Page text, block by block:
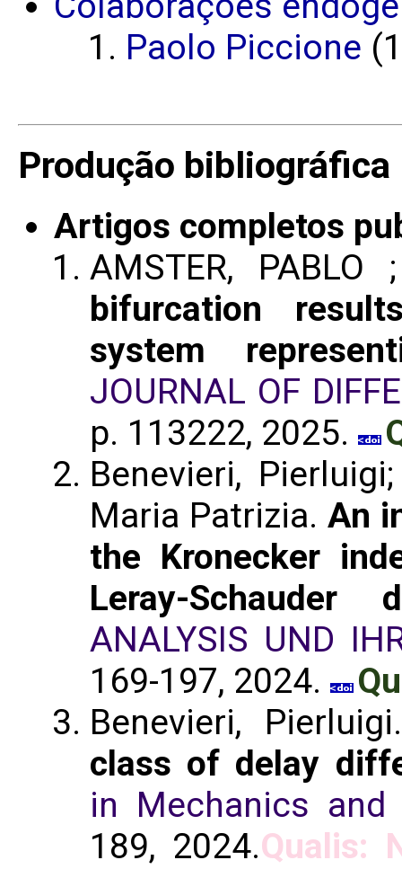
Paolo Piccione
Produção bibliográfica
Artigos completos
AMSTER,
bifurcation
system
JOURNAL OF
p. 113222, 2025.
Benevieri,
Maria Patrizia. An
the Kronecker
Leray-Schauder
ANALYSIS UND
169-197, 2024.
Benevieri,
class of delay
in Mechanics and
189, 2024.Qualis: